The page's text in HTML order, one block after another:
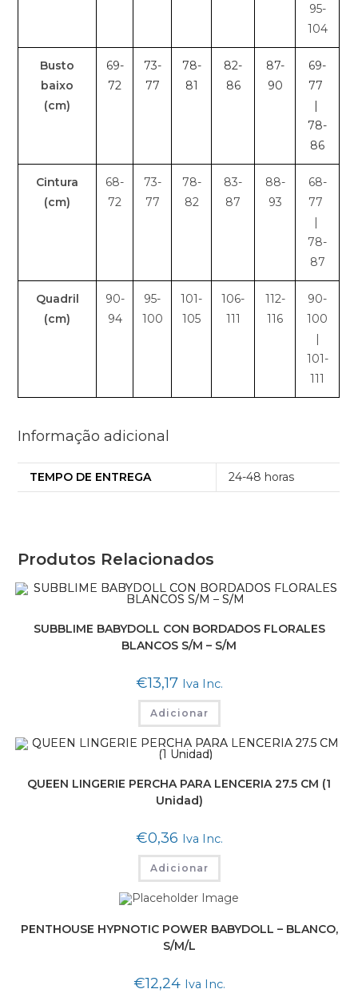
95-
104
Busto
baixo
(cm)
69-
72
73-
77
78-
81
82-
86
87-
90
69-
77
|
78-
86
Cintura
(cm)
68-
72
73-
77
78-
82
83-
87
88-
93
68-
77
|
78-
87
Quadril
(cm)
90-
94
95-
100
101-
105
106-
111
112-
116
90-
100
|
101-
111
Informação adicional
TEMPO DE ENTREGA 24-48 horas
Produtos Relacionados
SUBBLIME BABYDOLL CON BORDADOS FLORALES
BLANCOS S/M – S/M
€13,17 Iva Inc.
Adicionar
QUEEN LINGERIE PERCHA PARA LENCERIA 27.5 CM (1
Unidad)
€0,36 Iva Inc.
Adicionar
PENTHOUSE HYPNOTIC POWER BABYDOLL – BLANCO,
S/M/L
€12,24 Iva Inc.